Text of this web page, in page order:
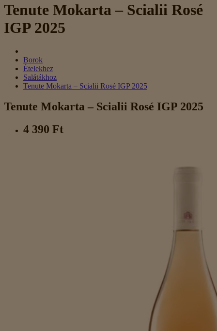
Tenute Mokarta – Scialii Rosé
IGP 2025
Borok
Ételekhez
Salátákhoz
Tenute Mokarta – Scialii Rosé IGP 2025
Tenute Mokarta – Scialii Rosé IGP 2025
4 390 Ft